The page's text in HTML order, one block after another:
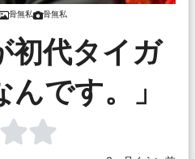
骨無私 骨無私
初代タイガ
です。」